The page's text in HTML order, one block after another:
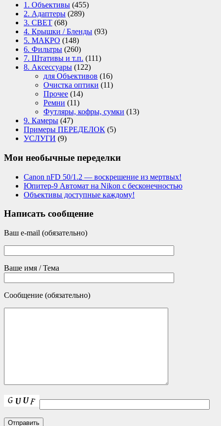
1. Объективы (455)
2. Адаптеры (289)
3. СВЕТ (68)
4. Крышки / Бленды (93)
5. МАКРО (148)
6. Фильтры (260)
7. Штативы и т.п. (111)
8. Аксессуары (122)
для Объективов (16)
Очистка оптики (11)
Прочее (14)
Ремни (11)
Футляры, кофры, сумки (13)
9. Камеры (47)
Примеры ПЕРЕДЕЛОК (5)
УСЛУГИ (9)
Мои необычные переделки
Canon nFD 50/1.2 — воскрешение из мертвых!
Юпитер-9 Автомат на Nikon с бесконечностью
Объективы доступные каждому!
Написать сообщение
Ваш e-mail (обязательно)
Ваше имя / Тема
Сообщение (обязательно)